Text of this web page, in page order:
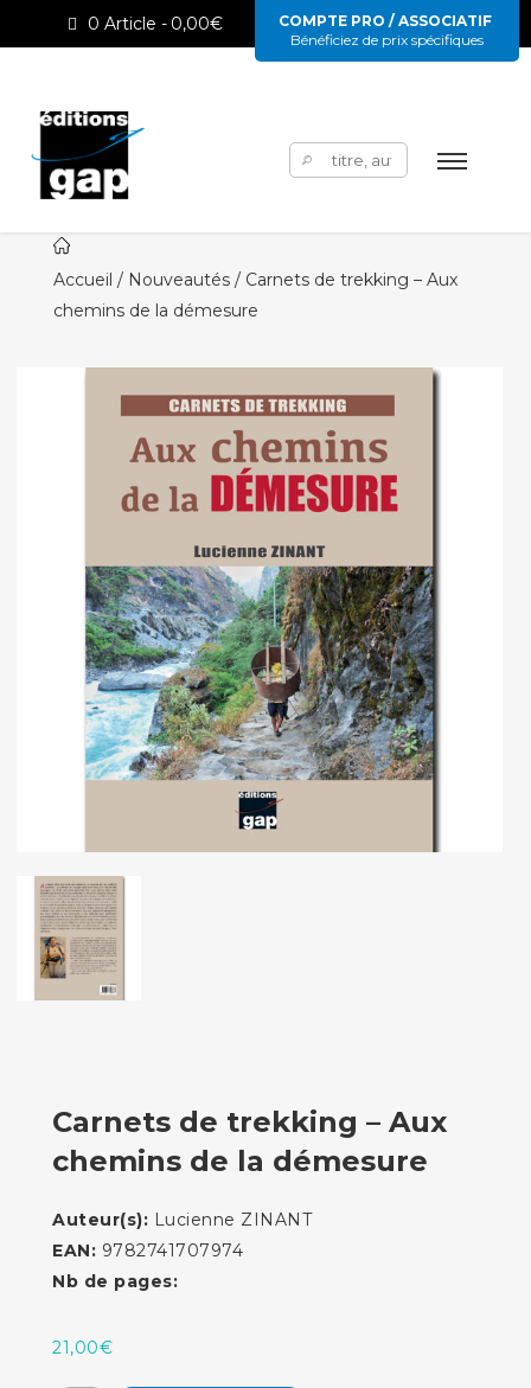
0 Article 0,00€
COMPTE PRO / ASSOCIATIF
Bénéficiez de prix spécifiques
Rechercher :
Accueil / Nouveautés/ Carnets de trekking – Aux
chemins de la démesure
Carnets de trekking – Aux
chemins de la démesure
Auteur(s): Lucienne ZINANT
EAN: 9782741707974
Nb de pages:
21,00€